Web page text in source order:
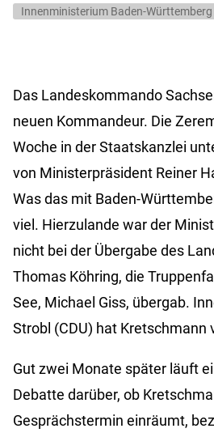
Innenministerium Baden-Württemberg
Das Landeskommando
neuen Kommandeur. Die
Woche in der Staatskanzlei
von Ministerpräsident Reiner
Was das mit Baden-
viel. Hierzulande war der
nicht bei der Übergabe des
Thomas Köhring, die
See, Michael Giss, übergab.
Strobl (CDU) hat Kretschmann
Gut zwei Monate später läuft
Debatte darüber, ob
Gesprächstermin einräumt,